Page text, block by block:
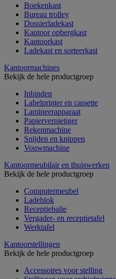
Boekenkast
Bureau trolley
Dossierladekast
Kantoor opbergkast
Kantoorkast
Ladekast en sorteerkast
Kantoormachines
Bekijk de hele productgroep
Inbinden
Labelprinter en cassette
Lamineerapparaat
Papiervernietiger
Rekenmachine
Snijden en knippen
Vouwmachine
Kantoormeubilair en thuiswerken
Bekijk de hele productgroep
Computermeubel
Ladeblok
Receptiebalie
Vergader- en receptietafel
Werktafel
Kantoorstellingen
Bekijk de hele productgroep
Accessoires voor stelling